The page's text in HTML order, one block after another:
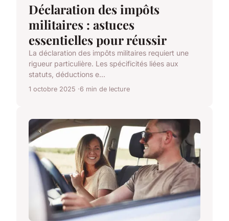
Déclaration des impôts
militaires : astuces
essentielles pour réussir
La déclaration des impôts militaires requiert une
rigueur particulière. Les spécificités liées aux
statuts, déductions e...
1 octobre 2025 6 min de lecture